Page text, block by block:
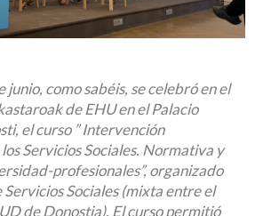
junio, como sabéis, se celebró en el
de EHU en el Palacio
el curso ” Intervención
Servicios Sociales. Normativa y
profesionales”, organizado
Servicios Sociales (mixta entre el
de Donostia). El curso permitió